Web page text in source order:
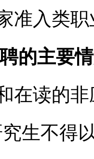
准入类
的主要
在读的
生不得